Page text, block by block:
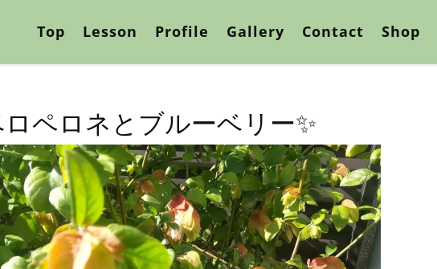
Top Lesson Profile Gallery Contact Shop
ペロネとブルーベリー✨